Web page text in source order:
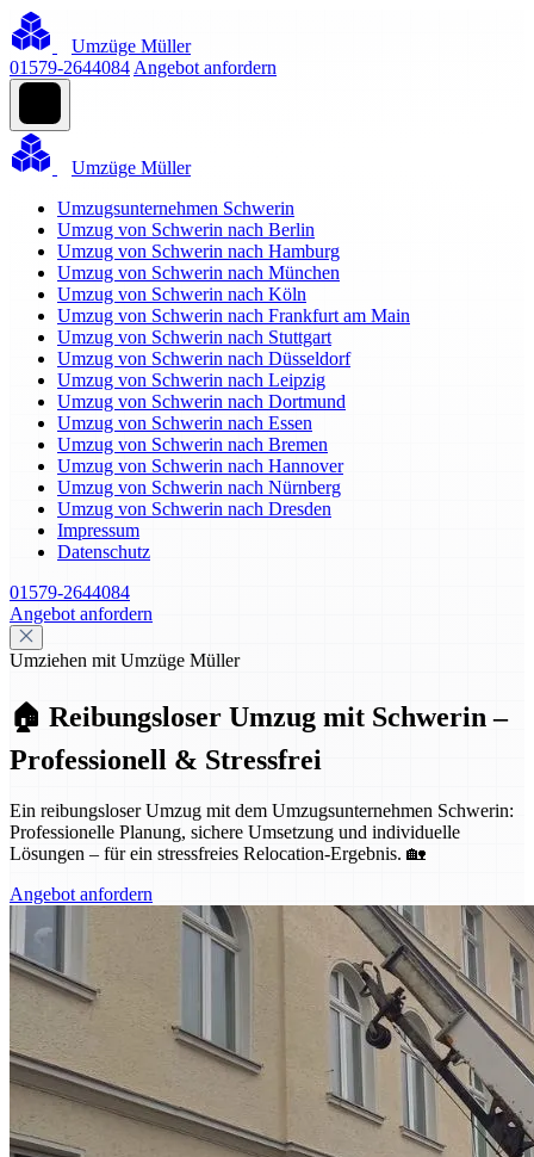
Umzüge Müller
01579-2644084 Angebot anfordern
Umzüge Müller
Umzugsunternehmen Schwerin
Umzug von Schwerin nach Berlin
Umzug von Schwerin nach Hamburg
Umzug von Schwerin nach München
Umzug von Schwerin nach Köln
Umzug von Schwerin nach Frankfurt am Main
Umzug von Schwerin nach Stuttgart
Umzug von Schwerin nach Düsseldorf
Umzug von Schwerin nach Leipzig
Umzug von Schwerin nach Dortmund
Umzug von Schwerin nach Essen
Umzug von Schwerin nach Bremen
Umzug von Schwerin nach Hannover
Umzug von Schwerin nach Nürnberg
Umzug von Schwerin nach Dresden
Impressum
Datenschutz
01579-2644084
Angebot anfordern
Umziehen mit Umzüge Müller
🏠 Reibungsloser Umzug mit Schwerin –
Professionell & Stressfrei
Ein reibungsloser Umzug mit dem Umzugsunternehmen Schwerin:
Professionelle Planung, sichere Umsetzung und individuelle
Lösungen – für ein stressfreies Relocation-Ergebnis. 🏡
Angebot anfordern